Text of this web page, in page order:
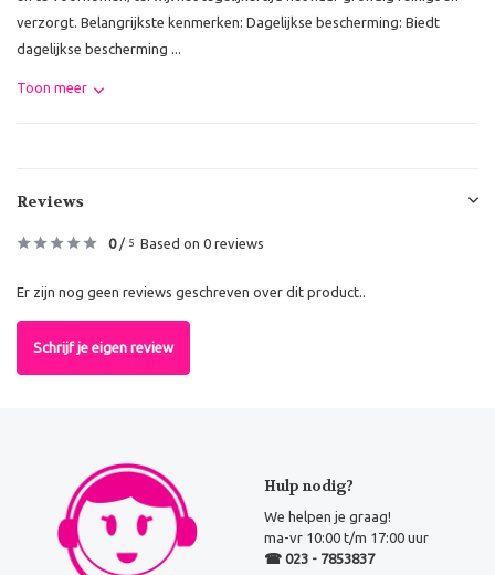
verzorgt. Belangrijkste kenmerken: Dagelijkse bescherming: Biedt
dagelijkse bescherming ...
Toon meer
Reviews
0/ 5 Based on 0 reviews
Er zijn nog geen reviews geschreven over dit product..
Schrijf je eigen review
Hulp nodig?
We helpen je graag!
ma-vr 10:00 t/m 17:00 uur
☎ 023 - 7853837